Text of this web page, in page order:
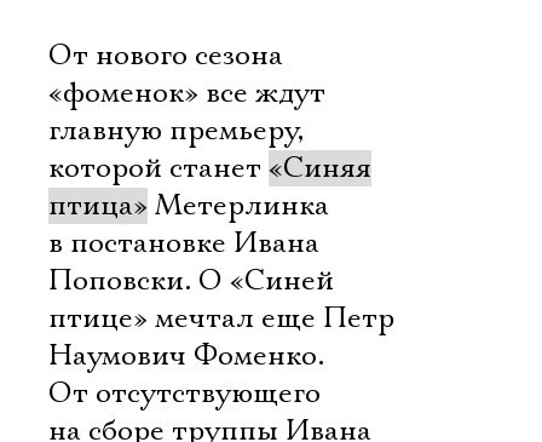
От нового сезона
«фоменок» все ждут
главную премьеру,
которой станет «Синяя
птица» Метерлинка
в постановке Ивана
Поповски. О «Синей
птице» мечтал еще Петр
Наумович Фоменко.
От отсутствующего
на сборе труппы Ивана